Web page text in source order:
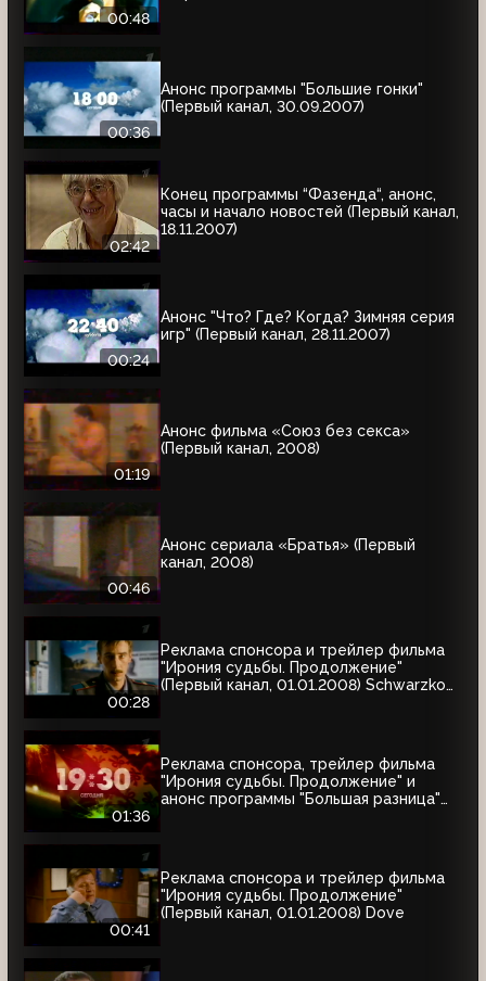
00:48
00:36
Анонс программы "Большие гонки"
(Первый канал, 30.09.2007)
02:42
Конец программы “Фазенда“, анонс,
часы и начало новостей (Первый канал,
18.11.2007)
00:24
Анонс "Что? Где? Когда? Зимняя серия
игр" (Первый канал, 28.11.2007)
01:19
Анонс фильма «Союз без секса»
(Первый канал, 2008)
00:46
Анонс сериала «Братья» (Первый
канал, 2008)
00:28
Реклама спонсора и трейлер фильма
"Ирония судьбы. Продолжение"
(Первый канал, 01.01.2008) Schwarzkopf
01:36
Реклама спонсора, трейлер фильма
"Ирония судьбы. Продолжение" и
анонс программы "Большая разница"
00:41
Реклама спонсора и трейлер фильма
"Ирония судьбы. Продолжение"
(Первый канал, 01.01.2008) Dove